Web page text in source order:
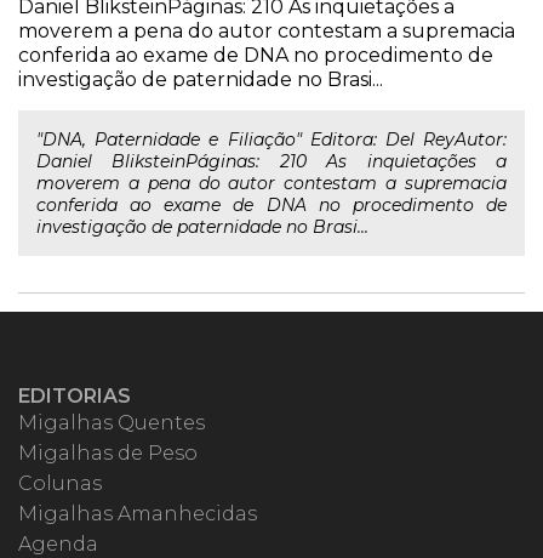
Daniel BliksteinPáginas: 210 As inquietações a
moverem a pena do autor contestam a supremacia
conferida ao exame de DNA no procedimento de
investigação de paternidade no Brasi...
"DNA, Paternidade e Filiação" Editora: Del ReyAutor:
Daniel BliksteinPáginas: 210 As inquietações a
moverem a pena do autor contestam a supremacia
conferida ao exame de DNA no procedimento de
investigação de paternidade no Brasi...
EDITORIAS
Migalhas Quentes
Migalhas de Peso
Colunas
Migalhas Amanhecidas
Agenda